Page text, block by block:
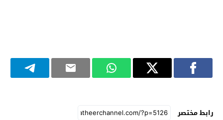
رابط مختصر